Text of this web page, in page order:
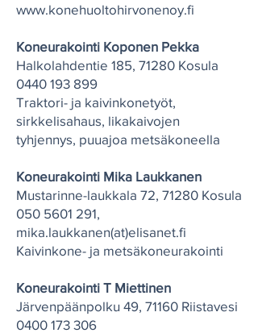
www.konehuoltohirvonenoy.fi
Koneurakointi Koponen Pekka
Halkolahdentie 185, 71280 Kosula
0440 193 899
Traktori- ja kaivinkonetyöt,
sirkkelisahaus, likakaivojen
tyhjennys, puuajoa metsäkoneella
Koneurakointi Mika Laukkanen
Mustarinne-laukkala 72, 71280 Kosula
050 5601 291,
mika.laukkanen(at)elisanet.fi
Kaivinkone- ja metsäkoneurakointi
Koneurakointi T Miettinen
Järvenpäänpolku 49, 71160 Riistavesi
0400 173 306